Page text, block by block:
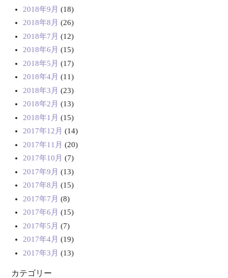
2018年9月 (18)
2018年8月 (26)
2018年7月 (12)
2018年6月 (15)
2018年5月 (17)
2018年4月 (11)
2018年3月 (23)
2018年2月 (13)
2018年1月 (15)
2017年12月 (14)
2017年11月 (20)
2017年10月 (7)
2017年9月 (13)
2017年8月 (15)
2017年7月 (8)
2017年6月 (15)
2017年5月 (7)
2017年4月 (19)
2017年3月 (13)
カテゴリー